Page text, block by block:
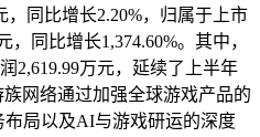
，同比增长2.20%，归属于上市
同比增长1,374.60%。其中，
2,619.99万元，延续了上半年
网络通过加强全球游戏产品的
局以及AI与游戏研运的深度